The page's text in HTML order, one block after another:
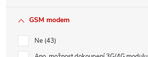
GSM modem
Ne 43